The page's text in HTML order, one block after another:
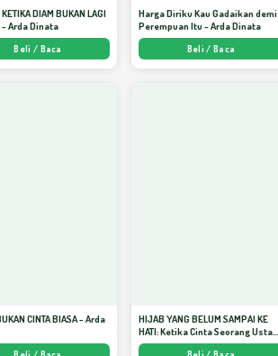
DIAM BUKAN LAGI
- Arda Dinata
Beli / Baca
Harga Diriku Kau Gadaikan demi
Perempuan Itu - Arda Dinata
Beli / Baca
CINTA BIASA - Arda
HIJAB YANG BELUM SAMPAI KE
HATI: Ketika Cinta Seorang Ustadz
Menjadi Cermin yang Paling